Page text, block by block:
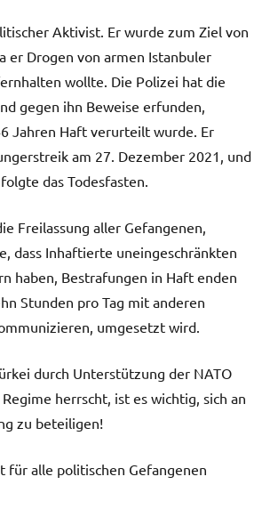
Aktivist. Er wurde zum Ziel von
er Drogen von armen Istanbuler
wollte. Die Polizei hat die
gegen ihn Beweise erfunden,
Jahren Haft verurteilt wurde. Er
am 27. Dezember 2021, und
das Todesfasten.
Freilassung aller Gefangenen,
dass Inhaftierte uneingeschränkten
haben, Bestrafungen in Haft enden
Stunden pro Tag mit anderen
umgesetzt wird.
durch Unterstützung der NATO
herrscht, ist es wichtig, sich an
zu beteiligen!
für alle politischen Gefangenen